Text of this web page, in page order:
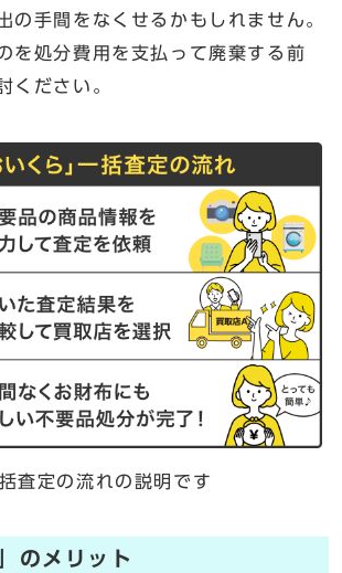
の手間をなくせるかもしれません。
を処分費用を支払って廃棄する前
ください。
査定の流れの説明です
のメリット